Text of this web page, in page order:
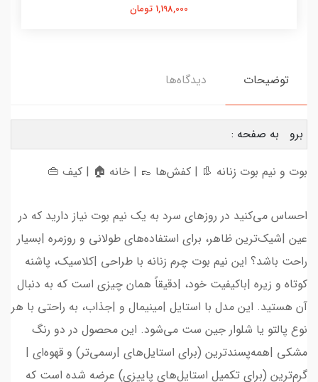
1,198,000 تومان
توضیحات دیدگاه‌ها
برو به صفحه :
بوت و نیم بوت زنانه 👢 | کفش‌ها 👞 | خانه 🏠 | کیف 👜
احساس می‌کنید در روزهای سرد به یک نیم بوت نیاز دارید که در
عین |شیک‌ترین ظاهر، برای استفاده‌های طولانی و روزمره |بسیار
راحت باشد؟ این نیم بوت چرم زنانه با طراحی |کلاسیک، پاشنه
کوتاه و زیره |باکیفیت خود، |دقیقاً همان چیزی است که به دنبال
آن هستید. این مدل با استایل |مینیمال و |جذاب، به راحتی با هر
نوع پالتو یا شلوار جین ست می‌شود. این محصول در دو رنگ
مشکی |همه‌پسندترین (برای استایل‌های |رسمی‌تر) و قهوه‌ای |
گرم‌ترین (برای تکمیل استایل‌های پاییزی) عرضه شده است که